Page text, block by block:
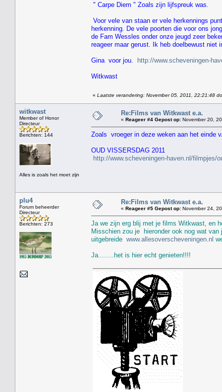
" Carpe Diem " Zoals zijn lijfspreuk was.
Voor vele van staan er vele herkennings
herkenning. De vele poorten die voor ons
de Fam Wessles onder onze jeugd zeer
reageer maar gerust. Ik heb doelbewust niet
Gina voor jou. http://www.scheveningen-
Witkwast
« Laatste verandering: November 05, 2011, 22:21:48
witkwast
Member of Honor
Directeur
Berichten: 144
Alles is zoals het moet zijn
Re:Films van Witkwast e.a.
« Reageer #4 Gepost op: November 20,
Zoals vroeger in deze weken aan het einde
OUD VISSERSDAG 2011
http://www.scheveningen-haven.nl/filmpjes/
plu4
Forum beheerder
Directeur
Berichten: 273
Re:Films van Witkwast e.a.
« Reageer #5 Gepost op: November 24,
Ja we zijn erg blij met je films Witkwast, en
Misschien zou je hieronder ook nog wat van
uitgebreide www.allesoverscheveningen.nl
Ja........het is hier echt genieten!!!!